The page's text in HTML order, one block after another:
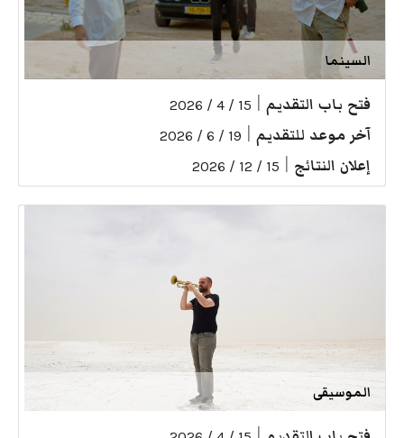
السينما
فتح باب التقديم 15 / 4 / 2026
آخر موعد للتقديم 19 / 6 / 2026
إعلان النتائج 15 / 12 / 2026
الموسيقى